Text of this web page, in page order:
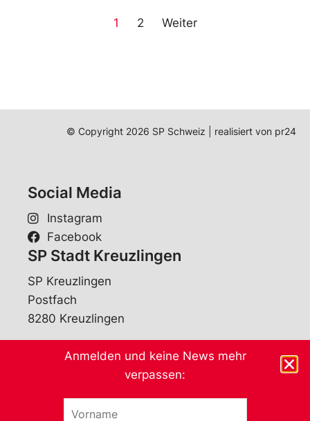
1 2 Weiter
© Copyright 2026 SP Schweiz | realisiert von pr24
Social Media
Instagram
Facebook
SP Stadt Kreuzlingen
SP Kreuzlingen
Postfach
8280 Kreuzlingen
SP Bezirk Kreuzlingen
SP Bezirk Kreuzlingen
Anmelden und keine News mehr
verpassen: